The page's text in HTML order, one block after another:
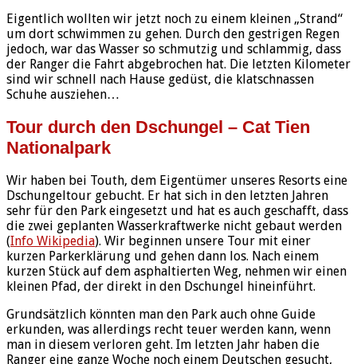
Eigentlich wollten wir jetzt noch zu einem kleinen „Strand“
um dort schwimmen zu gehen. Durch den gestrigen Regen
jedoch, war das Wasser so schmutzig und schlammig, dass
der Ranger die Fahrt abgebrochen hat. Die letzten Kilometer
sind wir schnell nach Hause gedüst, die klatschnassen
Schuhe ausziehen…
Tour durch den Dschungel – Cat Tien
Nationalpark
Wir haben bei Touth, dem Eigentümer unseres Resorts eine
Dschungeltour gebucht. Er hat sich in den letzten Jahren
sehr für den Park eingesetzt und hat es auch geschafft, dass
die zwei geplanten Wasserkraftwerke nicht gebaut werden
(Info Wikipedia). Wir beginnen unsere Tour mit einer
kurzen Parkerklärung und gehen dann los. Nach einem
kurzen Stück auf dem asphaltierten Weg, nehmen wir einen
kleinen Pfad, der direkt in den Dschungel hineinführt.
Grundsätzlich könnten man den Park auch ohne Guide
erkunden, was allerdings recht teuer werden kann, wenn
man in diesem verloren geht. Im letzten Jahr haben die
Ranger eine ganze Woche noch einem Deutschen gesucht,